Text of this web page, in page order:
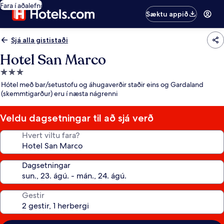
Fara í aðalefni
Sæktu appið
Sjá alla gististaði
Hotel San Marco
3.0
stjörnu
gististaður
Hótel með bar/setustofu og áhugaverðir staðir eins og Gardaland
(skemmtigarður) eru í næsta nágrenni
Veldu dagsetningar til að sjá verð
Hvert viltu fara?
Dagsetningar
Gestir